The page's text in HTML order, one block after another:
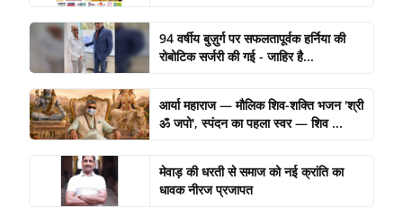
94 वर्षीय बुज़ुर्ग पर सफलतापूर्वक हर्निया की
रोबोटिक सर्जरी की गई - जाहिर है...
आर्या महाराज — मौलिक शिव-शक्ति भजन 'श्री
ॐ जपो', स्पंदन का पहला स्वर — शिव ...
मेवाड़ की धरती से समाज को नई क्रांति का
धावक नीरज प्रजापत